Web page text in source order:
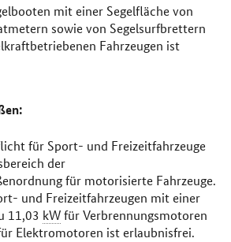
mit einer Segelfläche von
sowie von Segelsurfbrettern
Fahrzeugen ist
für Sport- und Freizeitfahrzeuge
der
für motorisierte Fahrzeuge.
und Freizeitfahrzeugen mit einer
11,03 kWfür Verbrennungsmotoren
Elektromotoren ist erlaubnisfrei.